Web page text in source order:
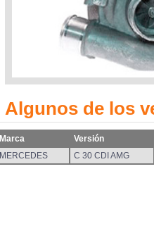
Algunos de los
Marca Versión
MERCEDES
C 30 CDI AMG